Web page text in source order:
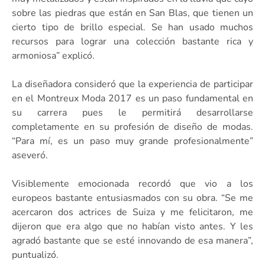
sobre las piedras que están en San Blas, que tienen un
cierto tipo de brillo especial. Se han usado muchos
recursos para lograr una colección bastante rica y
armoniosa” explicó.
La diseñadora consideró que la experiencia de participar
en el Montreux Moda 2017 es un paso fundamental en
su carrera pues le permitirá desarrollarse
completamente en su profesión de diseño de modas.
“Para mí, es un paso muy grande profesionalmente”
aseveró.
Visiblemente emocionada recordó que vio a los
europeos bastante entusiasmados con su obra. “Se me
acercaron dos actrices de Suiza y me felicitaron, me
dijeron que era algo que no habían visto antes. Y les
agradó bastante que se esté innovando de esa manera”,
puntualizó.